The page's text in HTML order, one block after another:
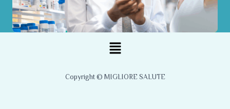
Menu
Copyright © MIGLIORE SALUTE